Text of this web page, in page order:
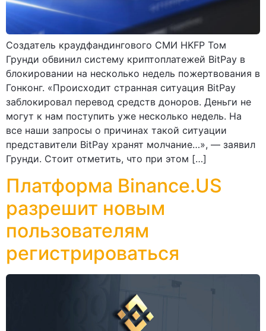
Создатель краудфандингового СМИ HKFP Том
Грунди обвинил систему криптоплатежей BitPay в
блокировании на несколько недель пожертвования в
Гонконг. «Происходит странная ситуация BitPay
заблокировал перевод средств доноров. Деньги не
могут к нам поступить уже несколько недель. На
все наши запросы о причинах такой ситуации
представители BitPay хранят молчание…», — заявил
Грунди. Стоит отметить, что при этом […]
Платформа Binance.US
разрешит новым
пользователям
регистрироваться